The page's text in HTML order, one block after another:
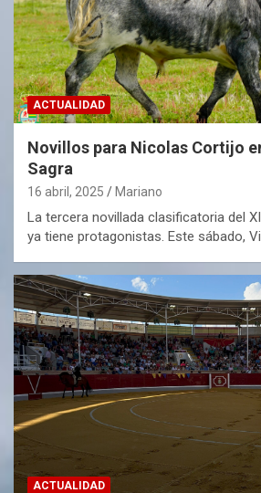
ACTUALIDAD
Novillos para Nicolas Cortijo
Sagra
16 abril, 2025 Mariano
La tercera novillada clasificatoria del
ya tiene protagonistas. Este sábado,
ACTUALIDAD